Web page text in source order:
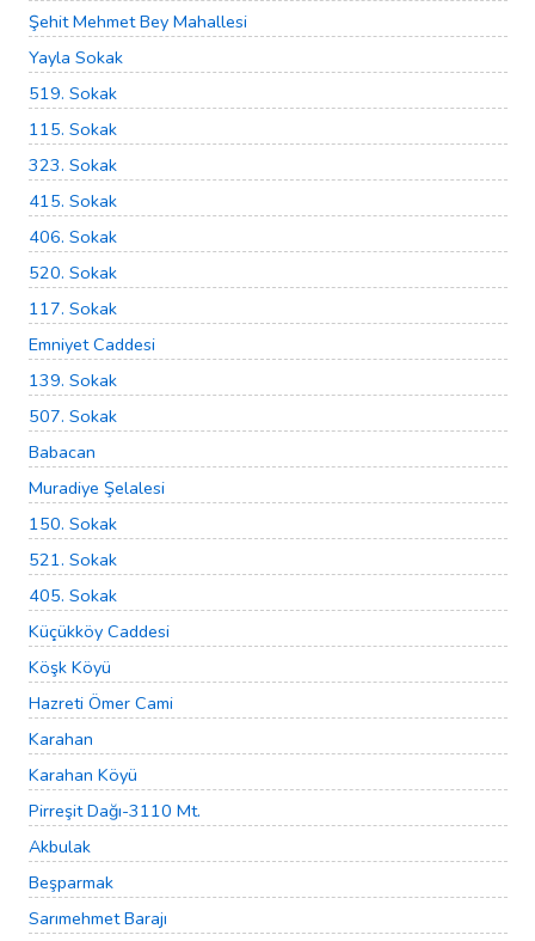
Şehit Mehmet Bey Mahallesi
Yayla Sokak
519. Sokak
115. Sokak
323. Sokak
415. Sokak
406. Sokak
520. Sokak
117. Sokak
Emniyet Caddesi
139. Sokak
507. Sokak
Babacan
Muradiye Şelalesi
150. Sokak
521. Sokak
405. Sokak
Küçükköy Caddesi
Köşk Köyü
Hazreti Ömer Cami
Karahan
Karahan Köyü
Pirreşit Dağı-3110 Mt.
Akbulak
Beşparmak
Sarımehmet Barajı